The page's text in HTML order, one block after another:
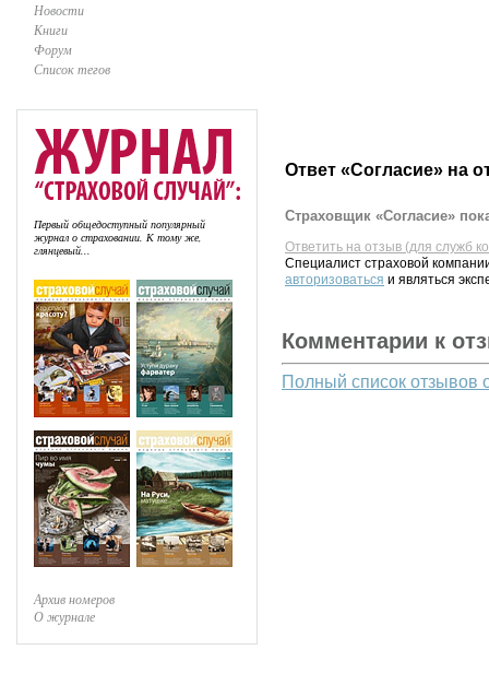
Новости
Книги
Форум
Список тегов
Первый общедоступный популярный
журнал о страховании. К тому же,
глянцевый...
Архив номеров
О журнале
Ответ «Согласие» на
Страховщик «Согласие»
Ответить на отзыв (для служб
Специалист страховой
авторизоваться и являться
Комментарии к
Полный список отзывов